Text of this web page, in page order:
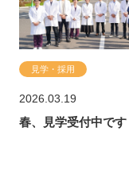
見学・採用
2026.03.19
春、見学受付中です
ブログ
2023.06.08
離島応援
ナンデ先生に？
2021.03.02
あなたはナンデ先
まちづくり
2025.11.17
今年も健康教室を
お知らせ
2026.02.25
カンファレンス
2025.12.25
【SEED TIME】感
カンファレンス
2026.02.05
お知らせ
2026.02.17
広報誌コラム
2021.02.27
未来が変わる！オ
お知らせ
2026.02.17